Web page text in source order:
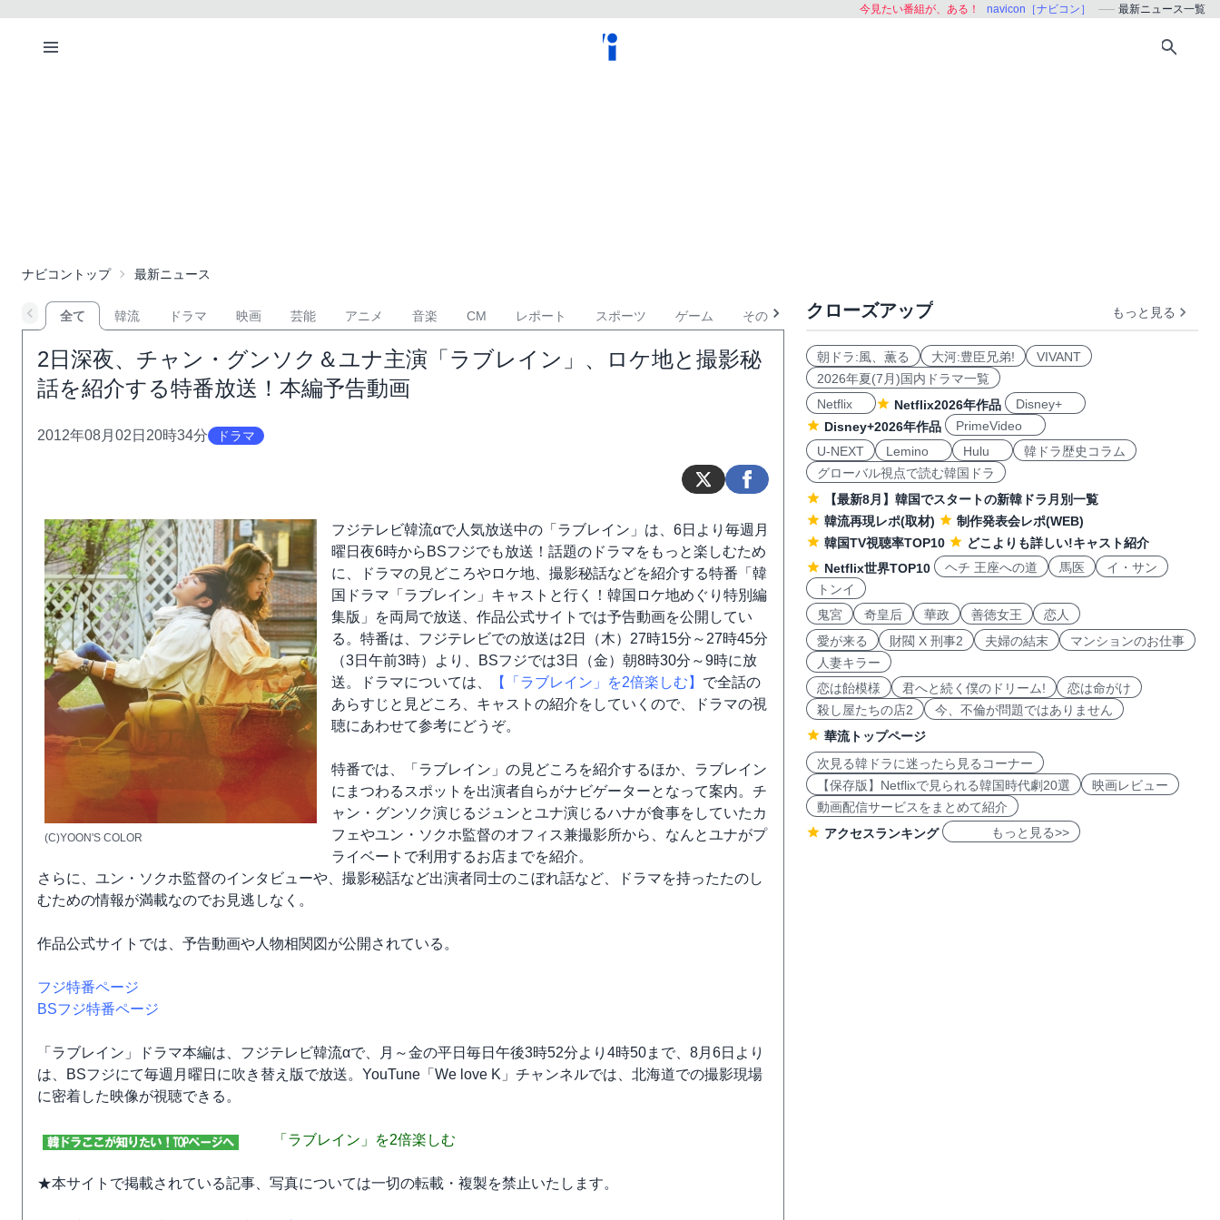
今見たい番組が、ある！ navicon［ナビコン］ 最新ニュース一覧
ナビコントップ 最新ニュース
全て 韓流 ドラマ 映画 芸能 アニメ 音楽 CM レポート スポーツ ゲーム その他
2日深夜、チャン・グンソク＆ユナ主演「ラブレイン」、ロケ地と撮影秘
話を紹介する特番放送！本編予告動画
2012年08月02日20時34分 ドラマ
(C)YOON'S COLOR
フジテレビ韓流αで人気放送中の「ラブレイン」は、6日より毎週月
曜日夜6時からBSフジでも放送！話題のドラマをもっと楽しむため
に、ドラマの見どころやロケ地、撮影秘話などを紹介する特番「韓
国ドラマ「ラブレイン」キャストと行く！韓国ロケ地めぐり特別編
集版」を両局で放送、作品公式サイトでは予告動画を公開してい
る。特番は、フジテレビでの放送は2日（木）27時15分～27時45分
（3日午前3時）より、BSフジでは3日（金）朝8時30分～9時に放
送。ドラマについては、
【「ラブレイン」を2倍楽しむ】 で全話の
あらすじと見どころ、キャストの紹介をしていくので、ドラマの視
聴にあわせて参考にどうぞ。
特番では、「ラブレイン」の見どころを紹介するほか、ラブレイン
にまつわるスポットを出演者自らがナビゲーターとなって案内。チ
ャン・グンソク演じるジュンとユナ演じるハナが食事をしていたカ
フェやユン・ソクホ監督のオフィス兼撮影所から、なんとユナがプ
ライベートで利用するお店までを紹介。
さらに、ユン・ソクホ監督のインタビューや、撮影秘話など出演者同士のこぼれ話など、ドラマを持ったたのし
むための情報が満載なのでお見逃しなく。
作品公式サイトでは、予告動画や人物相関図が公開されている。
フジ特番ページ
BSフジ特番ページ
「ラブレイン」ドラマ本編は、フジテレビ韓流αで、月～金の平日毎日午後3時52分より4時50まで、8月6日より
は、BSフジにて毎週月曜日に吹き替え版で放送。YouTune「We love K」チャンネルでは、北海道での撮影現場
に密着した映像が視聴できる。
「ラブレイン」を2倍楽しむ
★本サイトで掲載されている記事、写真については一切の転載・複製を禁止いたします。
クローズアップ もっと見る
朝ドラ:風、薫る 大河:豊臣兄弟!
VIVANT
2026年夏(7月)国内ドラマ一覧
Netflix
Netflix2026年作品
Disney+
Disney+2026年作品
PrimeVideo
U-NEXT
Lemino Hulu
韓ドラ歴史コラム
グローバル視点で読む韓国ドラ
【最新8月】韓国でスタートの新韓ドラ月別一覧
韓流再現レポ(取材)
制作発表会レポ(WEB)
韓国TV視聴率TOP10
どこよりも詳しい!キャスト紹介
Netflix世界TOP10
ヘチ 王座への道 馬医
イ・サン
トンイ
鬼宮
奇皇后 華政 善徳女王
恋人
愛が来る
財閥 X 刑事2 夫婦の結末
マンションのお仕事
人妻キラー
恋は飴模様
君へと続く僕のドリーム!
恋は命がけ
殺し屋たちの店2
今、不倫が問題ではありません
華流トップページ
次見る韓ドラに迷ったら見るコーナー
【保存版】Netflixで見られる韓国時代劇20選
映画レビュー
動画配信サービスをまとめて紹介
アクセスランキング
もっと見る>>